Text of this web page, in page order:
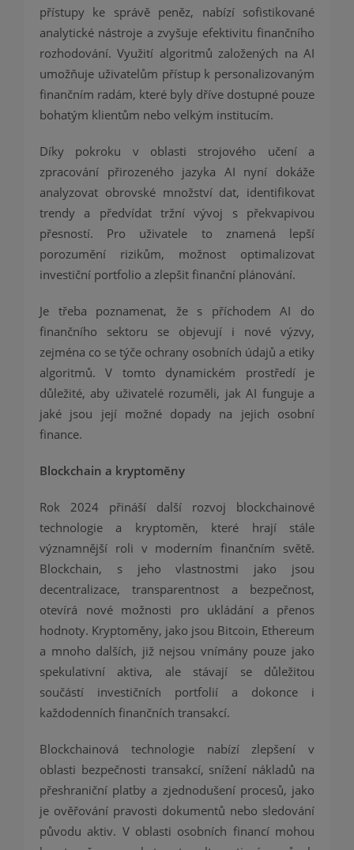
přístupy ke správě peněz, nabízí sofistikované
analytické nástroje a zvyšuje efektivitu finančního
rozhodování. Využití algoritmů založených na AI
umožňuje uživatelům přístup k personalizovaným
finančním radám, které byly dříve dostupné pouze
bohatým klientům nebo velkým institucím.
Díky pokroku v oblasti strojového učení a
zpracování přirozeného jazyka AI nyní dokáže
analyzovat obrovské množství dat, identifikovat
trendy a předvídat tržní vývoj s překvapivou
přesností. Pro uživatele to znamená lepší
porozumění rizikům, možnost optimalizovat
investiční portfolio a zlepšit finanční plánování.
Je třeba poznamenat, že s příchodem AI do
finančního sektoru se objevují i nové výzvy,
zejména co se týče ochrany osobních údajů a etiky
algoritmů. V tomto dynamickém prostředí je
důležité, aby uživatelé rozuměli, jak AI funguje a
jaké jsou její možné dopady na jejich osobní
finance.
Blockchain a kryptoměny
Rok 2024 přináší další rozvoj blockchainové
technologie a kryptoměn, které hrají stále
významnější roli v moderním finančním světě.
Blockchain, s jeho vlastnostmi jako jsou
decentralizace, transparentnost a bezpečnost,
otevírá nové možnosti pro ukládání a přenos
hodnoty. Kryptoměny, jako jsou Bitcoin, Ethereum
a mnoho dalších, již nejsou vnímány pouze jako
spekulativní aktiva, ale stávají se důležitou
součástí investičních portfolií a dokonce i
každodenních finančních transakcí.
Blockchainová technologie nabízí zlepšení v
oblasti bezpečnosti transakcí, snížení nákladů na
přeshraniční platby a zjednodušení procesů, jako
je ověřování pravosti dokumentů nebo sledování
původu aktiv. V oblasti osobních financí mohou